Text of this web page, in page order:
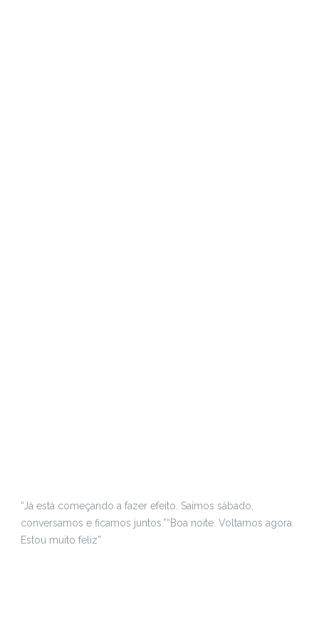
“Já está começando a fazer efeito. Saímos sábado,
conversamos e ficamos juntos.”“Boa noite. Voltamos agora.
Estou muito feliz”